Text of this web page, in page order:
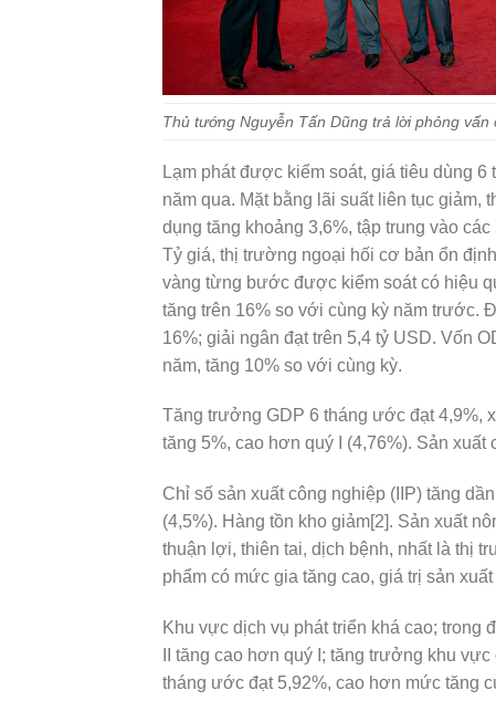
Thủ tướng Nguyễn Tấn Dũng trả lời phỏng vấn
Lạm phát được kiểm soát, giá tiêu dùng
năm qua. Mặt bằng lãi suất liên tục
dụng tăng khoảng 3,6%, tập trung vào
Tỷ giá, thị trường ngoại hối cơ bản ổn
vàng từng bước được kiểm soát có hiệu
tăng trên 16% so với cùng kỳ năm trước.
16%; giải ngân đạt trên 5,4 tỷ USD. Vốn
năm, tăng 10% so với cùng kỳ.
Tăng trưởng GDP 6 tháng ước đạt 4,9%,
tăng 5%, cao hơn quý I (4,76%). Sản
Chỉ số sản xuất công nghiệp (IIP) tăng
(4,5%). Hàng tồn kho giảm[2]. Sản xuất
thuận lợi, thiên tai, dịch bệnh, nhất là thị
phẩm có mức gia tăng cao, giá trị sản
Khu vực dịch vụ phát triển khá cao; trong
II tăng cao hơn quý I; tăng trưởng khu
tháng ước đạt 5,92%, cao hơn mức tăng